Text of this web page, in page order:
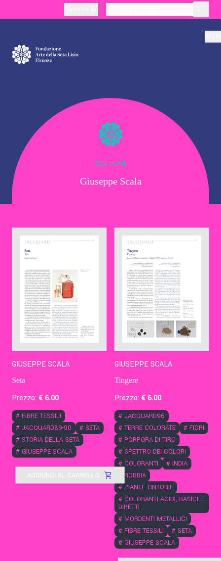
Produzione
Didattica
Cultura
Contatti
Eng
CULTURA
Giuseppe Scala
GIUSEPPE SCALA
Seta
Prezzo: € 6.00
# FIBRE TESSILI
# JACQUARD89-90 # SETA
# STORIA DELLA SETA
# GIUSEPPE SCALA
AGGIUNGI AL CARRELLO
GIUSEPPE SCALA
Tingere
Prezzo: € 6.00
# JACQUARD96
# TERRE COLORATE # FIORI
# PORPORA DI TIRO
# SPETTRO DEI COLORI
# COLORANTI # INDIA
ROBBIA
# PIANTE TINTORIE
# COLORANTI ACIDI, BASICI E
DIRETTI
# MORDENTI METALLICI
# FIBRE TESSILI # SETA
# GIUSEPPE SCALA